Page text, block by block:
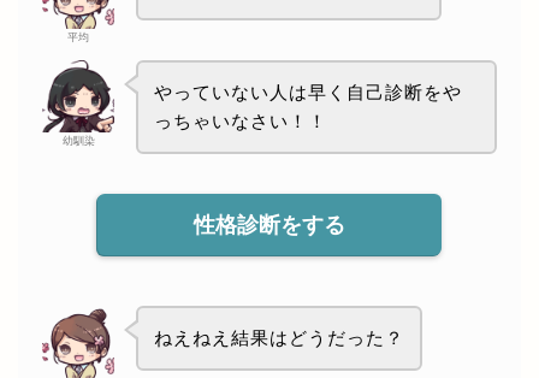
平均
幼馴染
やっていない人は早く自己診断をや
っちゃいなさい！！
性格診断をする
ねえねえ結果はどうだった？